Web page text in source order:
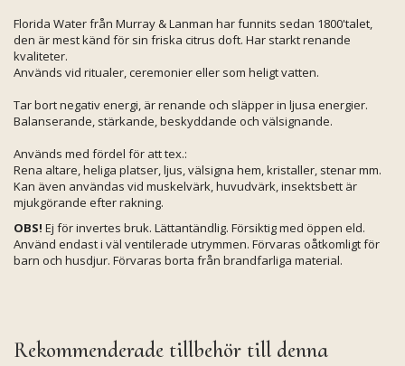
Florida Water från Murray & Lanman har funnits sedan 1800'talet,
den är mest känd för sin friska citrus doft. Har starkt renande
kvaliteter.
Används vid ritualer, ceremonier eller som heligt vatten.
Tar bort negativ energi, är renande och släpper in ljusa energier.
Balanserande, stärkande, beskyddande och välsignande.
Används med fördel för att tex.:
Rena altare, heliga platser, ljus, välsigna hem, kristaller, stenar mm.
Kan även användas vid muskelvärk, huvudvärk, insektsbett är
mjukgörande efter rakning.
OBS! Ej för invertes bruk. Lättantändlig. Försiktig med öppen eld.
Använd endast i väl ventilerade utrymmen. Förvaras oåtkomligt för
barn och husdjur. Förvaras borta från brandfarliga material.
Rekommenderade tillbehör till denna